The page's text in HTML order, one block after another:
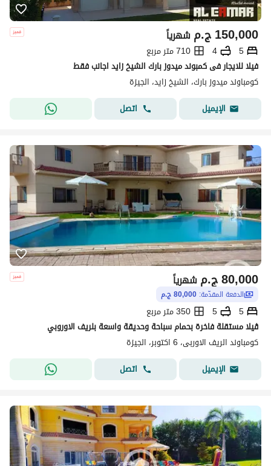
ج.م150,000 شهرياً
5
4
710 متر مربع
فيلا للايجار فى كمبوند ميدوز بارك الشيخ زايد اجانب فقط
كومباوند ميدوز بارك، الشيخ زايد، الجيزة
الإيميل
اتصل
ج.م80,000 شهرياً
الدفعة المقدّمة: 80,000 ج.م
5
5
350 متر مربع
ڤيلا مستقلة فاخرة بحمام سباحة وحديقة واسعة بلريف الاوروبي
كومباوند الريف الاوربى، 6 اكتوبر، الجيزة
الإيميل
اتصل